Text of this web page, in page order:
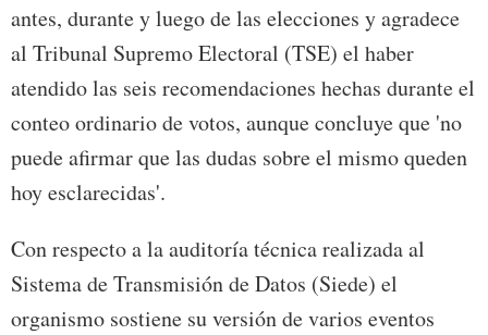
antes, durante y luego de las elecciones y agradece
al Tribunal Supremo Electoral (TSE) el haber
atendido las seis recomendaciones hechas durante el
conteo ordinario de votos, aunque concluye que 'no
puede afirmar que las dudas sobre el mismo queden
hoy esclarecidas'.
Con respecto a la auditoría técnica realizada al
Sistema de Transmisión de Datos (Siede) el
organismo sostiene su versión de varios eventos